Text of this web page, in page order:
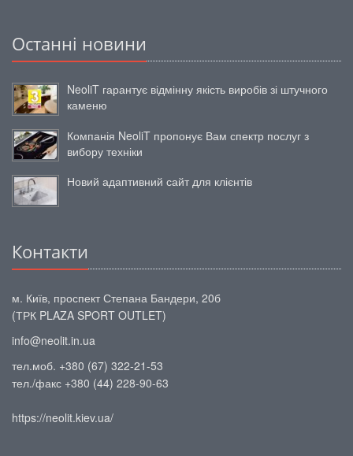
Останні новини
NeoliT гарантує відмінну якість виробів зі штучного
каменю
Компанія NeoliT пропонує Вам спектр послуг з
вибору техніки
Новий адаптивний сайт для клієнтів
Контакти
м. Київ, проспект Степана Бандери, 20б
(ТРК PLAZA SPORT OUTLET)
info@neolit.in.ua
тел.моб. +380 (67) 322-21-53
тел./факс +380 (44) 228-90-63
https://neolit.kiev.ua/